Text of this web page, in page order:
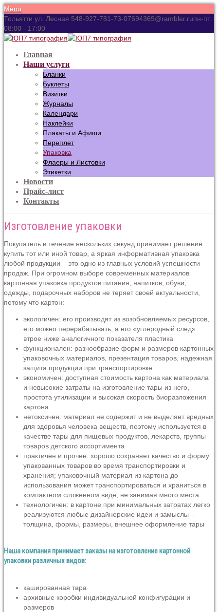
Menu
Тольятти ул. Лесная 548-927-781-73-07694369@rambler.ruпн-пт:
08:00 - 17:00
Главная
Наши услуги
Бланки
Буклеты
Визитки
Журналы
Календари
Наклейки
Плакаты и Афиши
Переплет
Упаковка
Флаеры и Листовки
Этикетки
Новости
Прайс-лист
Контакты
Изготовление упаковки
Покупатель в течение нескольких секунд принимает решение
купить тот или иной товар, а яркая информативная упаковка
любой продукции – это одно из главных условий успешности
продаж. При огромном выборе современных материалов
картонная упаковка продуктов питания, напитков, обуви,
одежды, подарочных наборов не теряет своей актуальности,
потому что картон:
экологичен: его производят из возобновляемых ресурсов,
его можно перерабатывать, а его «углеродный след»
втрое ниже аналогичного показателя пластика
функционален: разнообразие форм и размеров картонных
упаковочных материалов, презентация товаров, надежная
защита продукции при транспортировке
экономичен: доступная стоимость картона как материала
и невысокие затраты на изготовление тары из него,
простота утилизации и высокая скорость биоразложения
картона
нетоксичен: материал не содержит и не выделяет вредных
для здоровья человека веществ, поэтому используется в
качестве тары для пищевых продуктов, лекарств, группы
товаров детского ассортимента
практичен и прочен: хорошо сохраняет качество и форму
упакованных товаров во время транспортировки и
хранения; упаковочный материал из картона до
использования может транспортироваться и храниться в
компактном сложенном виде, не занимая много места
технологичен: в картоне при минимальных затратах легко
реализуются любые дизайнерские идеи и замыслы –
толщина, формы, размеры, внешнее оформление тары
Наша компания принимает заказы на изготовление картонной
упаковки различных видов:
кашированная тара
архивные коробки индивидуальной конфигурации и
размеров